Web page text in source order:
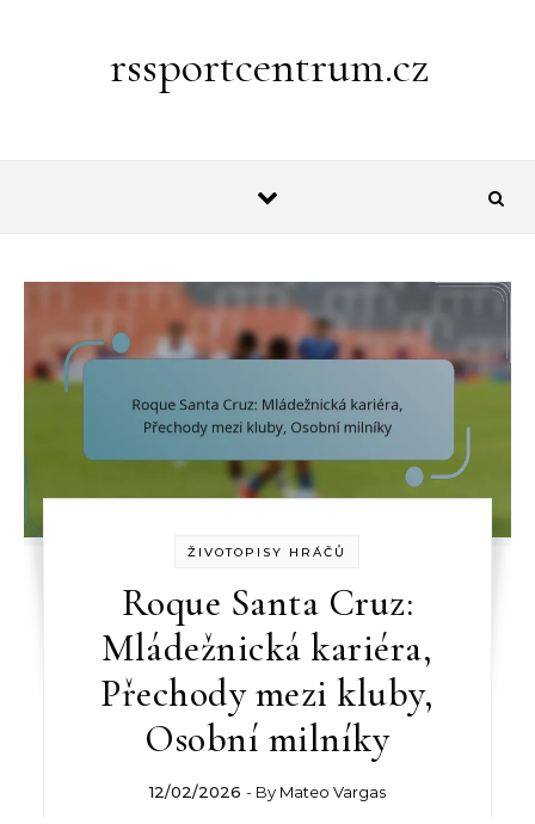
rssportcentrum.cz
ŽIVOTOPISY HRÁČŮ
Roque Santa Cruz:
Mládežnická kariéra,
Přechody mezi kluby,
Osobní milníky
12/02/2026 - By Mateo Vargas